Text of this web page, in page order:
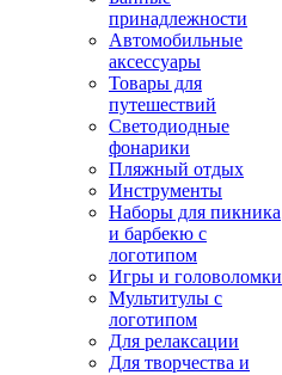
принадлежности
Автомобильные
аксессуары
Товары для
путешествий
Светодиодные
фонарики
Пляжный отдых
Инструменты
Наборы для пикника
и барбекю с
логотипом
Игры и головоломки
Мультитулы с
логотипом
Для релаксации
Для творчества и